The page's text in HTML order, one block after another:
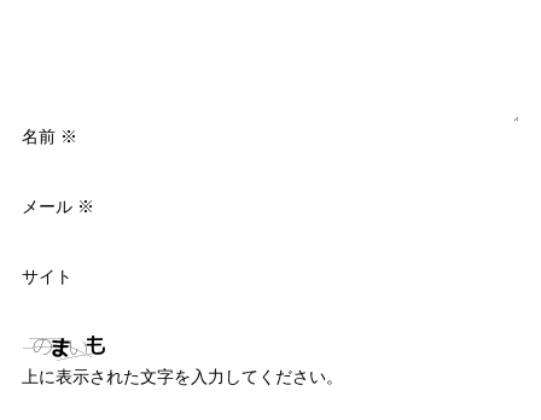
名前 ※
メール ※
サイト
上に表示された文字を入力してください。